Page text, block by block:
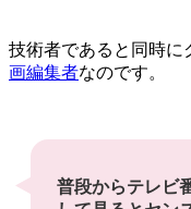
技術者であると同時に
画編集者なのです。
普段からテレビ